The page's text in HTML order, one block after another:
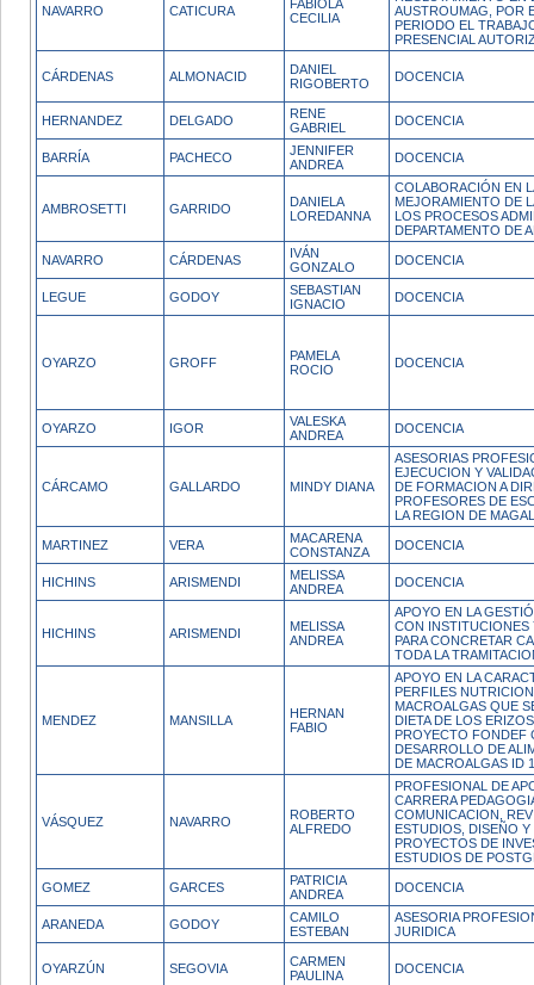
NAVARRO CATICURA
FABIOLA
CECILIA
AUSTROUMAG, POR
PERIODO EL
PRESENCIAL
CÁRDENAS ALMONACID
DANIEL
RIGOBERTO
DOCENCIA
HERNANDEZ DELGADO
RENE
GABRIEL
DOCENCIA
BARRÍA PACHECO
JENNIFER
ANDREA
DOCENCIA
AMBROSETTI GARRIDO
DANIELA
LOREDANNA
COLABORACIÓN EN
MEJORAMIENTO DE
LOS PROCESOS
DEPARTAMENTO DE
NAVARRO CÁRDENAS
IVÁN
GONZALO
DOCENCIA
LEGUE GODOY
SEBASTIAN
IGNACIO
DOCENCIA
OYARZO GROFF
PAMELA
ROCIO
DOCENCIA
OYARZO IGOR
VALESKA
ANDREA
DOCENCIA
CÁRCAMO GALLARDO MINDY DIANA
ASESORIAS
EJECUCION Y
DE FORMACION A
PROFESORES DE
LA REGION DE
MARTINEZ VERA
MACARENA
CONSTANZA
DOCENCIA
HICHINS ARISMENDI
MELISSA
ANDREA
DOCENCIA
HICHINS ARISMENDI
MELISSA
ANDREA
APOYO EN LA
CON INSTITUCIONES
PARA CONCRETAR
TODA LA
MENDEZ MANSILLA
HERNAN
FABIO
APOYO EN LA
PERFILES
MACROALGAS QUE
DIETA DE LOS
PROYECTO FONDEF
DESARROLLO DE
DE MACROALGAS ID
VÁSQUEZ NAVARRO
ROBERTO
ALFREDO
PROFESIONAL DE
CARRERA
COMUNICACION,
ESTUDIOS, DISEÑO
PROYECTOS DE
ESTUDIOS DE
GOMEZ GARCES
PATRICIA
ANDREA
DOCENCIA
ARANEDA GODOY
CAMILO
ESTEBAN
ASESORIA
JURIDICA
OYARZÚN SEGOVIA
CARMEN
PAULINA
DOCENCIA